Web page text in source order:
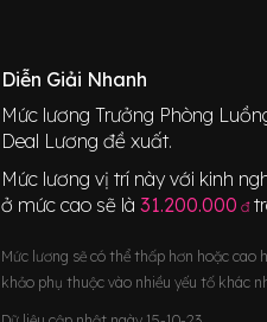
Diễn Giải Nhanh
Mức lương Trưởng Phòng
Deal Lương đề xuất.
Mức lương vị trí này với kinh
ở mức cao sẽ là 31.200.000 đ
Mức lương sẽ có thể thấp hơn hoặc
khảo phụ thuộc vào nhiều yếu tố khác